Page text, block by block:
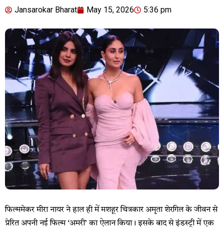
Jansarokar Bharat May 15, 2026 5:36 pm
फिल्ममेकर मीरा नायर ने हाल ही में मशहूर चित्रकार अमृता शेरगिल के जीवन से
प्रेरित अपनी नई फिल्म ‘अमरी’ का ऐलान किया। इसके बाद से इंडस्ट्री में एक